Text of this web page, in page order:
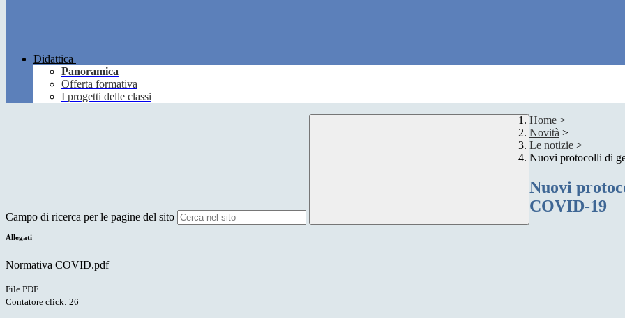
Didattica
Panoramica
Offerta formativa
I progetti delle classi
Campo di ricerca per le pagine del sito
Home >
Novità >
Le notizie >
Nuovi protocolli di
Nuovi
COVID-19
Allegati
Normativa COVID.pdf
File PDF
Contatore click: 26